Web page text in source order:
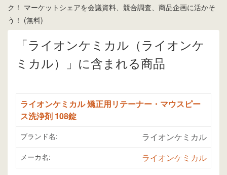
ク！ マーケットシェアを会議資料、競合調査、商品企画に活かそ
う！ (無料)
「ライオンケミカル（ライオンケ
ミカル）」に含まれる商品
ライオンケミカル 矯正用リテーナー・マウスピー
ス洗浄剤 108錠
ブランド名: ライオンケミカル
メーカ名: ライオンケミカル